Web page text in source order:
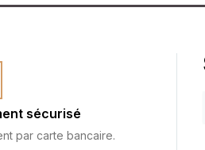
sécurisé
par carte bancaire.